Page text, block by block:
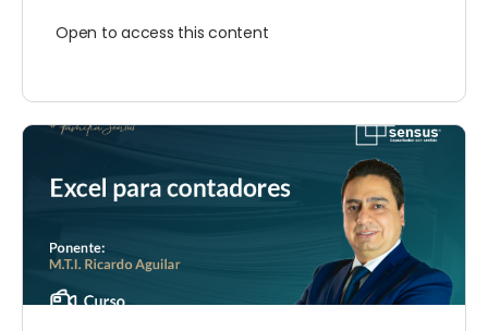
Open to access this content